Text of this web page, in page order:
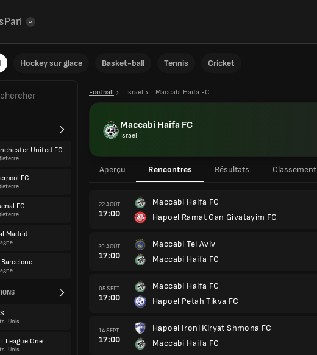
Pari
Hockey sur glace Basket-ball Tennis Cricket
United FC
FC
FC
Madrid
Barcelone
Unis
League One
Unis
Football Israël Maccabi Haifa FC
Maccabi Haifa FC
Israël
Aperçu Rencontres Résultats Classement
22 AOÛT
17:00
Maccabi Haifa FC
Hapoel Ramat Gan Givatayim FC
29 AOÛT
17:00
Maccabi Tel Aviv
Maccabi Haifa FC
05 SEPT.
17:00
Maccabi Haifa FC
Hapoel Petah Tikva FC
14 SEPT.
17:00
Hapoel Ironi Kiryat Shmona FC
Maccabi Haifa FC